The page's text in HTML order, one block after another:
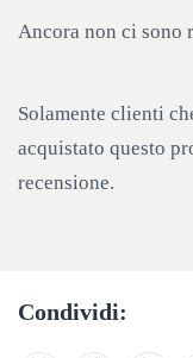
Ancora non ci sono
Solamente clienti
acquistato questo
recensione.
Condividi: